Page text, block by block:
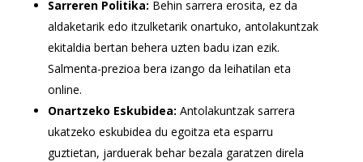
Sarreren Politika: Behin sarrera erosita, ez da
aldaketarik edo itzulketarik onartuko, antolakuntzak
ekitaldia bertan behera uzten badu izan ezik.
Salmenta-prezioa bera izango da leihatilan eta
online.
Onartzeko Eskubidea: Antolakuntzak sarrera
ukatzeko eskubidea du egoitza eta esparru
guztietan, jarduerak behar bezala garatzen direla